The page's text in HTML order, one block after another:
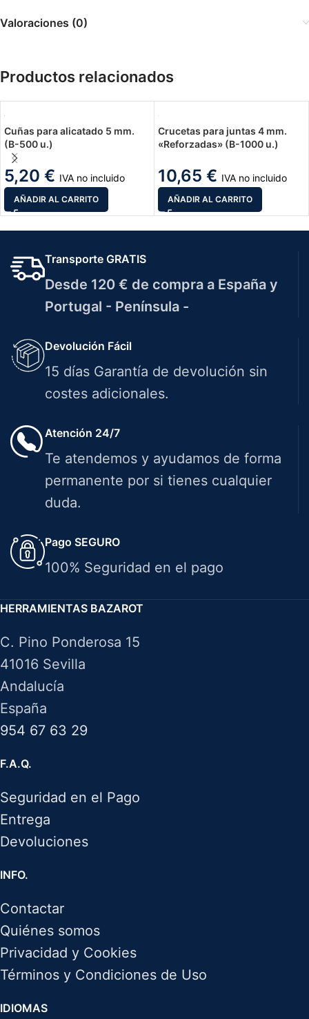
Valoraciones (0)
Productos relacionados
Cuñas para alicatado 5 mm.
(B-500 u.)
5,20 € IVA no incluido
AÑADIR AL CARRITO
Crucetas para juntas 4 mm.
«Reforzadas» (B-1000 u.)
10,65 € IVA no incluido
AÑADIR AL CARRITO
Transporte GRATIS
Desde 120 € de compra a España y
Portugal - Península -
Devolución Fácil
15 días Garantía de devolución sin
costes adicionales.
Atención 24/7
Te atendemos y ayudamos de forma
permanente por si tienes cualquier
duda.
Pago SEGURO
100% Seguridad en el pago
HERRAMIENTAS BAZAROT
C. Pino Ponderosa 15
41016 Sevilla
Andalucía
España
954 67 63 29
F.A.Q.
Seguridad en el Pago
Entrega
Devoluciones
INFO.
Contactar
Quiénes somos
Privacidad y Cookies
Términos y Condiciones de Uso
IDIOMAS